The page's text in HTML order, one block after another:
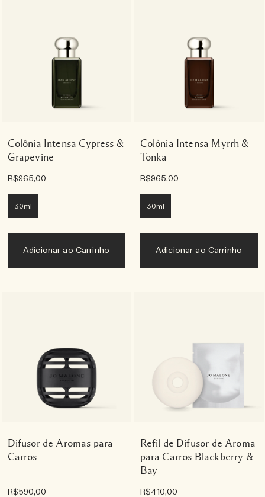
Colônia Intensa Cypress &
Grapevine
R$965,00
30ml
Adicionar ao Carrinho
Colônia Intensa Myrrh &
Tonka
R$965,00
30ml
Adicionar ao Carrinho
Difusor de Aromas para
Carros
R$590,00
Refil de Difusor de Aroma
para Carros Blackberry &
Bay
R$410,00